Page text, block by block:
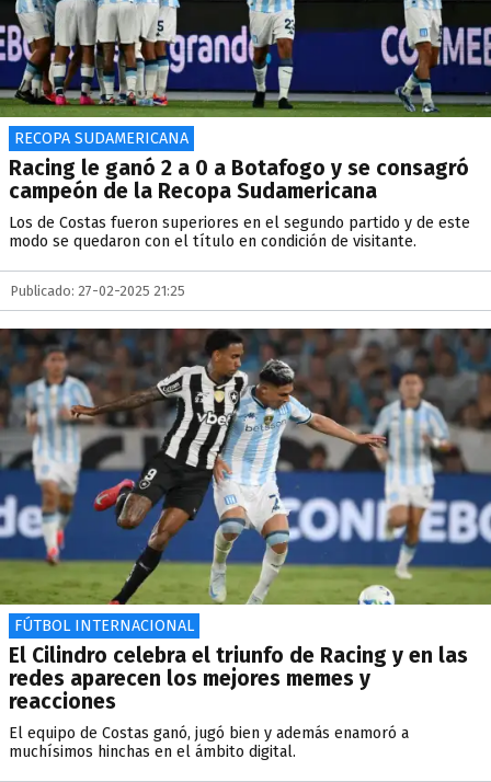
RECOPA SUDAMERICANA
Racing le ganó 2 a 0 a Botafogo y se consagró
campeón de la Recopa Sudamericana
Los de Costas fueron superiores en el segundo partido y de este
modo se quedaron con el título en condición de visitante.
Publicado: 27-02-2025 21:25
FÚTBOL INTERNACIONAL
El Cilindro celebra el triunfo de Racing y en las
redes aparecen los mejores memes y
reacciones
El equipo de Costas ganó, jugó bien y además enamoró a
muchísimos hinchas en el ámbito digital.